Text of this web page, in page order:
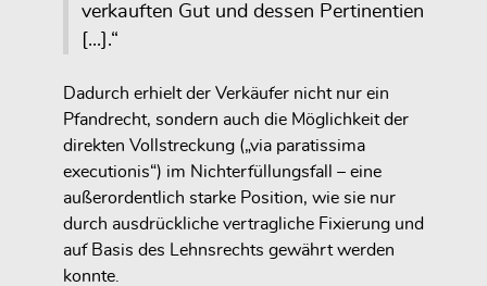
verkauften Gut und dessen Pertinentien
[...].“
Dadurch erhielt der Verkäufer nicht nur ein
Pfandrecht, sondern auch die Möglichkeit der
direkten Vollstreckung („via paratissima
executionis“) im Nichterfüllungsfall – eine
außerordentlich starke Position, wie sie nur
durch ausdrückliche vertragliche Fixierung und
auf Basis des Lehnsrechts gewährt werden
konnte.